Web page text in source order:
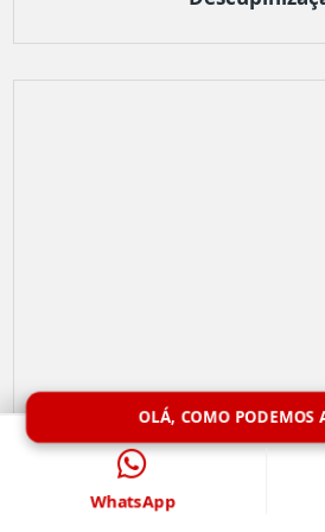
Limpeza de Caixa
OLÁ, COMO PODEMOS
WhatsApp